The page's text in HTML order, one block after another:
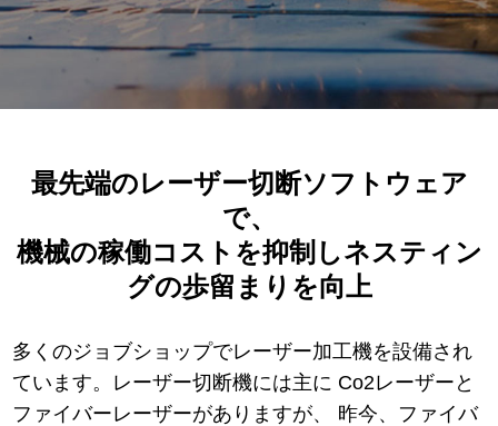
最先端のレーザー切断ソフトウェア
で、
機械の稼働コストを抑制しネスティン
グの歩留まりを向上
多くのジョブショップでレーザー加工機を設備され
ています。レーザー切断機には主に Co2レーザーと
ファイバーレーザーがありますが、 昨今、ファイバ